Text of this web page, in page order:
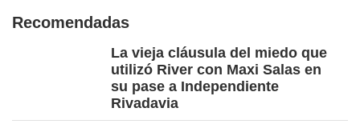
Recomendadas
La vieja cláusula del miedo que
utilizó River con Maxi Salas en
su pase a Independiente
Rivadavia